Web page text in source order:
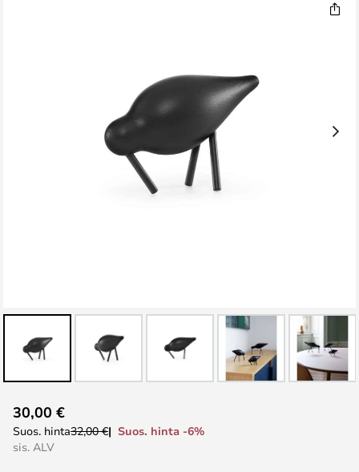
to
the
30,00 €
Suos. hinta32,00 €
Suos. hinta -6%
sis. ALV